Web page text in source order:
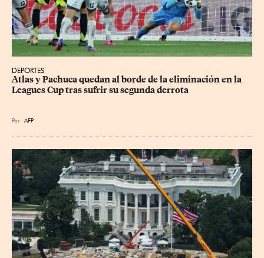
DEPORTES
Atlas y Pachuca quedan al borde de la eliminación en la
Leagues Cup tras sufrir su segunda derrota
Por AFP